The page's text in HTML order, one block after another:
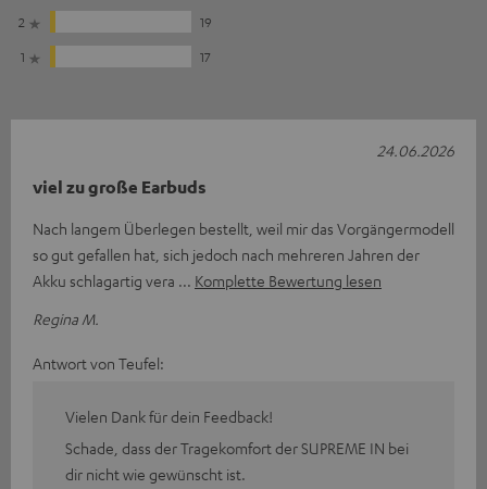
2
19
1
17
viel zu große Earbuds
Nach langem Überlegen bestellt, weil mir das Vorgängermodell
so gut gefallen hat, sich jedoch nach mehreren Jahren der
Akku schlagartig vera
Komplette Bewertung lesen
Regina M.
24.06.2026
Antwort von Teufel:
Vielen Dank für dein Feedback!
Schade, dass der Tragekomfort der SUPREME IN bei
dir nicht wie gewünscht ist.